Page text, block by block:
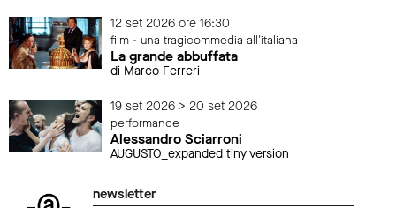
12 set 2026 ore 16:30
film - una tragicommedia all'italiana
La grande abbuffata
di Marco Ferreri
19 set 2026 > 20 set 2026
performance
Alessandro Sciarroni
AUGUSTO_expanded tiny version
newsletter